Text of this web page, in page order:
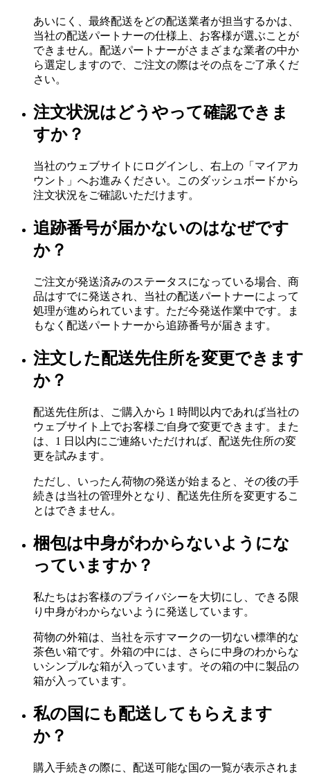
あいにく、最終配送をどの配送業者が担当するかは、
当社の配送パートナーの仕様上、お客様が選ぶことが
できません。配送パートナーがさまざまな業者の中か
ら選定しますので、ご注文の際はその点をご了承くだ
さい。
注文状況はどうやって確認できま
すか？
当社のウェブサイトにログインし、右上の「マイアカ
ウント」へお進みください。このダッシュボードから
注文状況をご確認いただけます。
追跡番号が届かないのはなぜです
か？
ご注文が発送済みのステータスになっている場合、商
品はすでに発送され、当社の配送パートナーによって
処理が進められています。ただ今発送作業中です。ま
もなく配送パートナーから追跡番号が届きます。
注文した配送先住所を変更できます
か？
配送先住所は、ご購入から 1 時間以内であれば当社の
ウェブサイト上でお客様ご自身で変更できます。また
は、1 日以内にご連絡いただければ、配送先住所の変
更を試みます。
ただし、いったん荷物の発送が始まると、その後の手
続きは当社の管理外となり、配送先住所を変更するこ
とはできません。
梱包は中身がわからないようにな
っていますか？
私たちはお客様のプライバシーを大切にし、できる限
り中身がわからないように発送しています。
荷物の外箱は、当社を示すマークの一切ない標準的な
茶色い箱です。外箱の中には、さらに中身のわからな
いシンプルな箱が入っています。その箱の中に製品の
箱が入っています。
私の国にも配送してもらえます
か？
購入手続きの際に、配送可能な国の一覧が表示されま